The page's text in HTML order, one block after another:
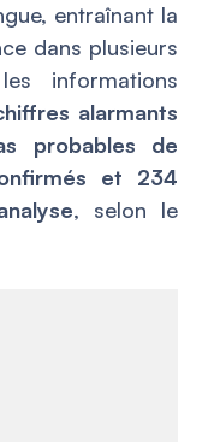
entraînant la
dans plusieurs
informations
alarmants
probables de
et 234
, selon le